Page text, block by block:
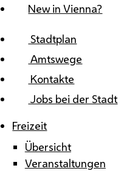
New in Vienna?
Stadtplan
Amtswege
Kontakte
Jobs bei der Stadt
Freizeit
Übersicht
Veranstaltungen